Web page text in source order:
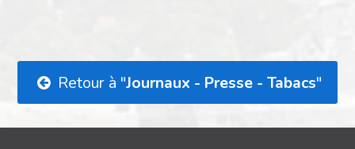
Retour à "Journaux - Presse - Tabacs"